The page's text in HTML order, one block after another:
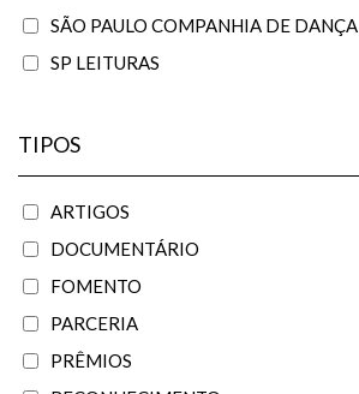
SÃO PAULO COMPANHIA DE DANÇA
SP LEITURAS
TIPOS
ARTIGOS
DOCUMENTÁRIO
FOMENTO
PARCERIA
PRÊMIOS